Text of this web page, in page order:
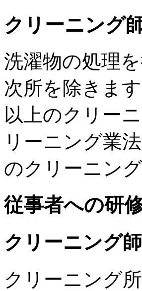
クリーニング
洗濯物の処理
次所を除きま
以上のクリー
リーニング業
のクリーニン
従事者への研
クリーニング
クリーニング